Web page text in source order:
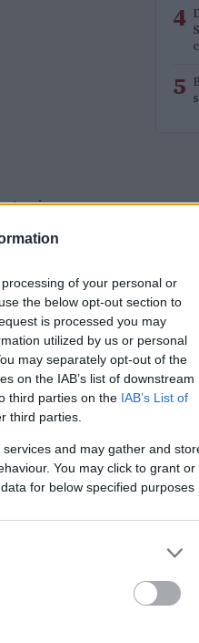
of your personal or
the below opt-out section to
is processed you may
utilized by us or personal
may separately opt-out of the
on the IAB’s list of downstream
third parties on the IAB’s List of
third parties.
and may gather and
You may click to grant or
for below specified purposes
4
5